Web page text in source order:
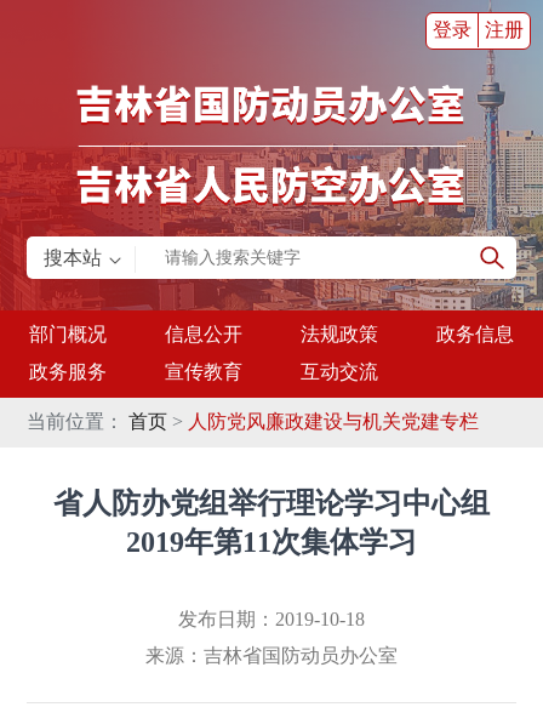
登录 注册
搜本站
部门概况 信息公开 法规政策
政务信息
政务服务
宣传教育 互动交流
当前位置：首页 > 人防党风廉政建设与机关党建专栏
省人防办党组举行理论学习中心组
2019年第11次集体学习
发布日期：2019-10-18
来源： 吉林省国防动员办公室